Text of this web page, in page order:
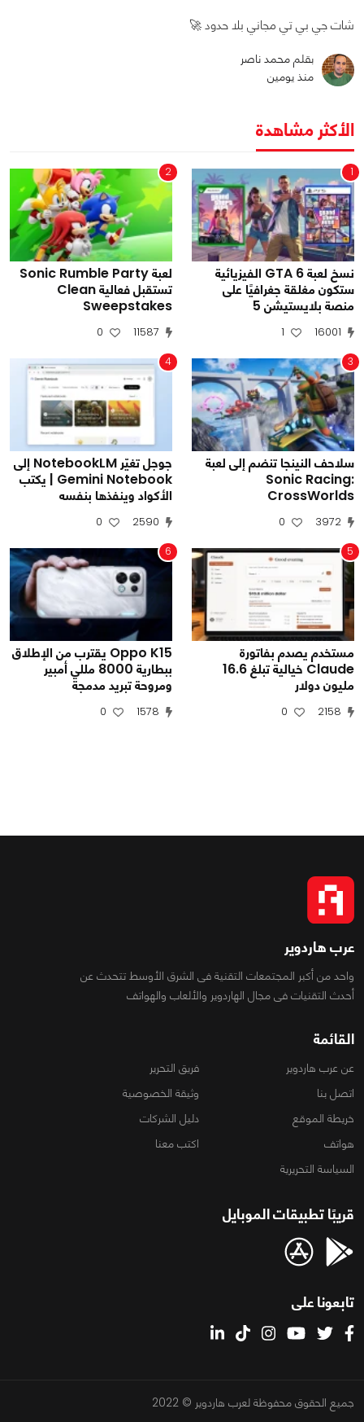
شات جي بي تي مجاني بلا حدود 🚀
بقلم محمد ناصر
منذ يومين
الأكثر مشاهدة
1
نسخ لعبة GTA 6 الفيزيائية
ستكون مغلقة جغرافيًا على
منصة بلايستيشن 5
16001
1
2
لعبة Sonic Rumble Party
تستقبل فعالية Clean
Sweepstakes
11587
0
3
سلاحف النينجا تنضم إلى لعبة
Sonic Racing:
CrossWorlds
3972
0
4
جوجل تغيّر NotebookLM إلى
Gemini Notebook | يكتب
الأكواد وينفذها بنفسه
2590
0
5
مستخدم يصدم بفاتورة
Claude خيالية تبلغ 16.6
مليون دولار
2158
0
6
Oppo K15 يقترب من الإطلاق
ببطارية 8000 مللي أمبير
ومروحة تبريد مدمجة
1578
0
عرب هاردوير
واحد من أكبر المجتمعات التقنية فى الشرق الأوسط تتحدث عن
أحدث التقنيات فى مجال الهاردوير والألعاب والهواتف
القائمة
عن عرب هاردوير
فريق التحرير
اتصل بنا
وثيقة الخصوصية
خريطة الموقع
دليل الشركات
هواتف
اكتب معنا
السياسة التحريرية
قريبًا تطبيقات الموبايل
تابعونا على
جميع الحقوق محفوظة لعرب هاردوير © 2022